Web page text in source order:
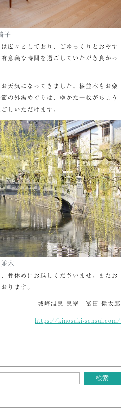
子
広々としており、ごゆっくりとおやす
意義な時間を過ごしていただき良かっ
天気になってきました。桜並木もお楽
の外湯めぐりは、ゆかた一枚がちょう
しいただけます。
木
骨休めにお越しくださいませ。またお
ります。
城崎温泉 泉翠 冨田 健太郎
https://kinosaki-sensui.com/